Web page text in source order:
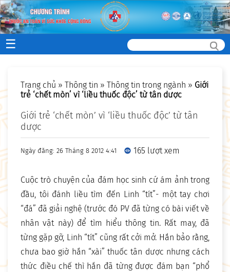
☰
Trang chủ » Thông tin » Thông tin trong ngành » Giới
trẻ ‘chết mòn’ vì ‘liều thuốc độc’ từ tân dược
Giới trẻ ‘chết mòn’ vì ‘liều thuốc độc’ từ tân
dược
Ngày đăng: 26 Tháng 8 2012 4:41 165 lượt xem
Cuộc trò chuyện của đám học sinh cứ ám ảnh trong
đầu, tôi đánh liều tìm đến Linh “tít”- một tay chơi
“đá” đã giải nghệ (trước đó PV đã từng có bài viết về
nhân vật này) để tìm hiểu thông tin. Rất may, đã
từng gặp gỡ, Linh “tít” cũng rất cởi mở. Hắn bảo rằng,
chưa bao giờ hắn “xài” thuốc tân dược nhưng cách
thức điều chế thì hắn đã từng được đám bạn “phổ